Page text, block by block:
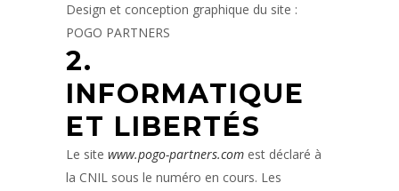
Design et conception graphique du site :
POGO PARTNERS
2.
INFORMATIQUE
ET LIBERTÉS
Le site www.pogo-partners.com est déclaré à
la CNIL sous le numéro en cours. Les